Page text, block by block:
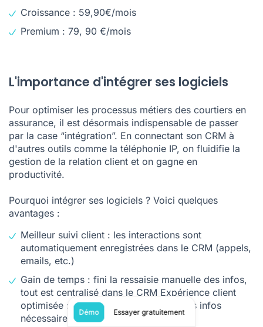
Croissance : 59,90€/mois
Premium : 79, 90 €/mois
L'importance d'intégrer ses logiciels
Pour optimiser les processus métiers des courtiers en
assurance, il est désormais indispensable de passer
par la case “intégration”. En connectant son CRM à
d'autres outils comme la téléphonie IP, on fluidifie la
gestion de la relation client et on gagne en
productivité.
Pourquoi intégrer ses logiciels ? Voici quelques
avantages :
Meilleur suivi client : les interactions sont
automatiquement enregistrées dans le CRM (appels,
emails, etc.)
Gain de temps : fini la ressaisie manuelle des infos,
tout est centralisé dans le CRM Expérience client
optimisée : les conseillers ont toutes les infos
nécessaires pour un meilleur suivi
Démo Essayer gratuitement